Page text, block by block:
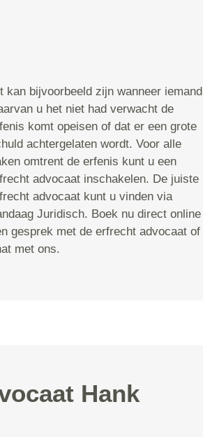
kan bijvoorbeeld zijn wanneer iemand
u het niet had verwacht de
komt opeisen of dat er een grote
achtergelaten wordt. Voor alle
omtrent de erfenis kunt u een
advocaat inschakelen. De juiste
advocaat kunt u vinden via
Juridisch. Boek nu direct online
gesprek met de erfrecht advocaat of
met ons.
Hank